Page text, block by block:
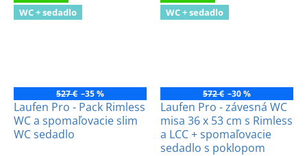
každej kúpeľne.
oplach a elegantný dizajn.
WC + sedadlo
527 € –35 %
Laufen Pro - Pack Rimless
WC a spomaľovacie slim
WC sedadlo
WC + sedadlo
572 € –30 %
Laufen Pro - závesná WC
misa 36 x 53 cm s Rimless
a LCC + spomaľovacie
sedadlo s poklopom